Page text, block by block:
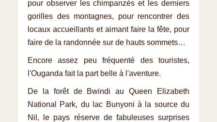
pour observer les chimpanzés et les derniers
gorilles des montagnes, pour rencontrer des
locaux accueillants et aimant faire la fête, pour
faire de la randonnée sur de hauts sommets…
Encore assez peu fréquenté des touristes,
l'Ouganda fait la part belle à l'aventure.
De la forêt de Bwindi au Queen Elizabeth
National Park, du lac Bunyoni à la source du
Nil, le pays réserve de fabuleuses surprises